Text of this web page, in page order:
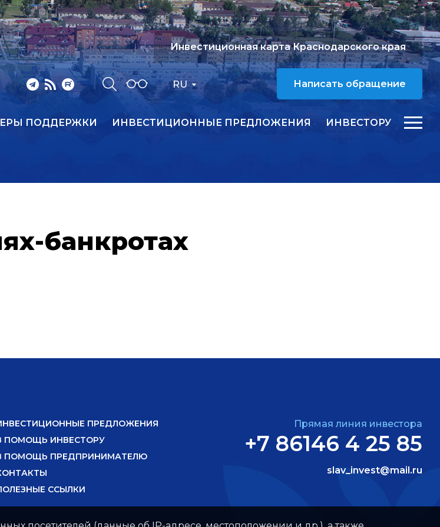
RU
Инвестиционная карта Краснодарского края
Написать обращение
ПОДДЕРЖКИ ИНВЕСТИЦИОННЫЕ ПРЕДЛОЖЕНИЯ ИНВЕСТОРУ
банкротах
ПРЕДЛОЖЕНИЯ
ПОМОЩЬ ИНВЕСТОРУ
ПОМОЩЬ ПРЕДПРИНИМАТЕЛЮ
ССЫЛКИ
Прямая линия инвестора
+7 86146 4 25 85
slav_invest@mail.ru